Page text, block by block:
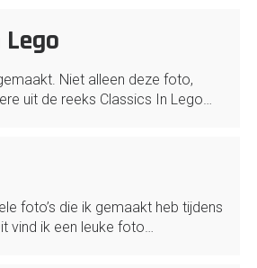
Niet alleen deze foto,
uit de reeks Classics In Lego…
foto’s die ik gemaakt heb tijdens
vind ik een leuke foto…